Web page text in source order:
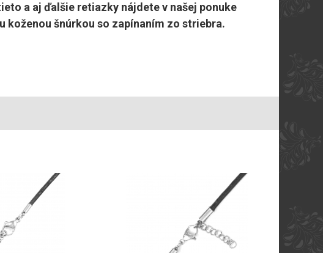
a aj ďalšie retiazky nájdete v našej ponuke
šnúrkou so zapínaním zo striebra.